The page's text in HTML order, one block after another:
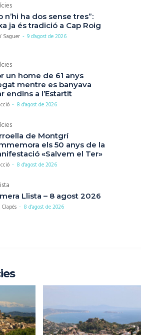
n’hi ha dos sense tres”:
ja és tradició a Cap Roig
Saguer - 9 d'agost de 2026
un home de 61 anys
mentre es banyava
endins a l’Estartit
- 8 d'agost de 2026
de Montgrí
els 50 anys de la
«Salvem el Ter»
- 8 d'agost de 2026
Llista – 8 agost 2026
- 8 d'agost de 2026